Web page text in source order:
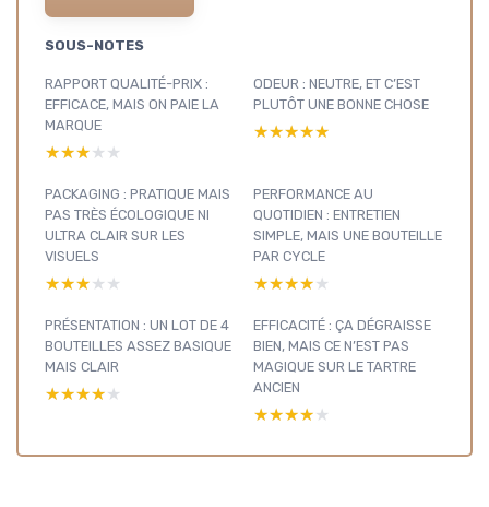
SOUS-NOTES
RAPPORT QUALITÉ-PRIX :
EFFICACE, MAIS ON PAIE LA
MARQUE
★★★★★
★★★★★
ODEUR : NEUTRE, ET C’EST
PLUTÔT UNE BONNE CHOSE
★★★★★
★★★★★
PACKAGING : PRATIQUE MAIS
PAS TRÈS ÉCOLOGIQUE NI
ULTRA CLAIR SUR LES
VISUELS
★★★★★
★★★★★
PERFORMANCE AU
QUOTIDIEN : ENTRETIEN
SIMPLE, MAIS UNE BOUTEILLE
PAR CYCLE
★★★★★
★★★★★
PRÉSENTATION : UN LOT DE 4
BOUTEILLES ASSEZ BASIQUE
MAIS CLAIR
★★★★★
★★★★★
EFFICACITÉ : ÇA DÉGRAISSE
BIEN, MAIS CE N’EST PAS
MAGIQUE SUR LE TARTRE
ANCIEN
★★★★★
★★★★★